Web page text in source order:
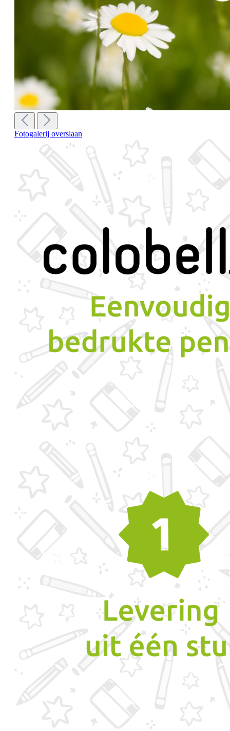
Fotogalerij overslaan